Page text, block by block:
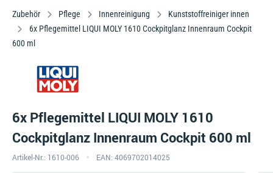
Zubehör Pflege Innenreinigung
Kunststoffreiniger innen
6x Pflegemittel LIQUI MOLY 1610 Cockpitglanz Innenraum Cockpit
600 ml
6x Pflegemittel LIQUI MOLY 1610
Cockpitglanz Innenraum Cockpit 600 ml
Artikel-Nr.: 1610-006 EAN: 4069702014025